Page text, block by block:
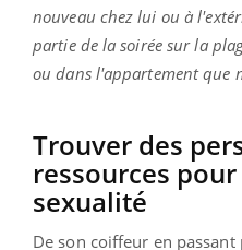
nouveau chez lui ou à
partie de la soirée sur la
ou dans l'appartement que
Trouver des
ressources
sexualité
De son coiffeur en